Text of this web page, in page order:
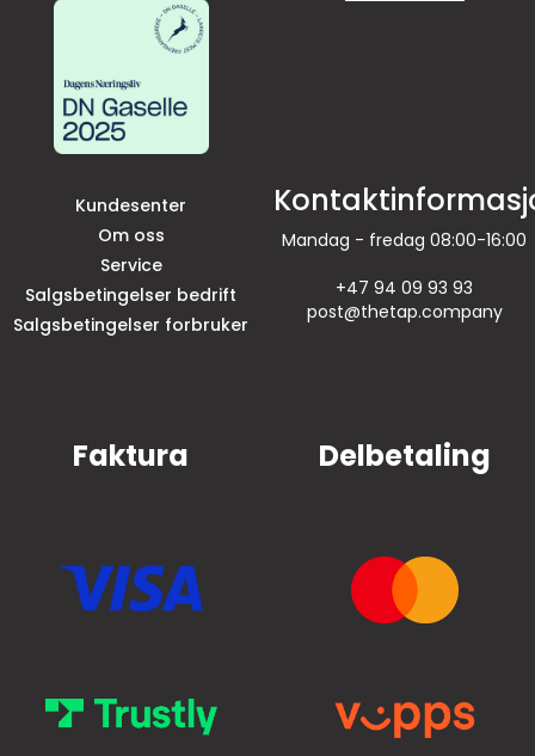
Kundesenter
Om oss
Service
Salgsbetingelser bedrift
Salgsbetingelser forbruker
Mandag - fredag 08:00-16:00
+47 94 09 93 93
post@thetap.company
Faktura Delbetaling